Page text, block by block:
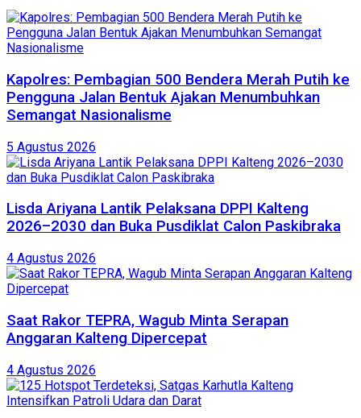
Kapolres: Pembagian 500 Bendera Merah Putih ke
Pengguna Jalan Bentuk Ajakan Menumbuhkan
Semangat Nasionalisme
5 Agustus 2026
Lisda Ariyana Lantik Pelaksana DPPI Kalteng
2026–2030 dan Buka Pusdiklat Calon Paskibraka
4 Agustus 2026
Saat Rakor TEPRA, Wagub Minta Serapan
Anggaran Kalteng Dipercepat
4 Agustus 2026